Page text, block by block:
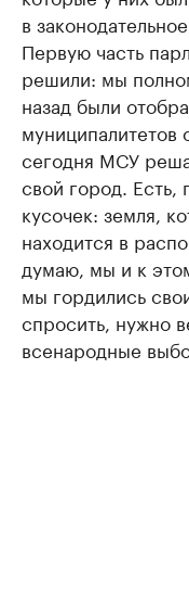
в
Первую часть
решили: мы
назад были
муниципалитетов
сегодня МСУ
свой город. Есть,
кусочек: земля,
находится в
думаю, мы и к
мы гордились
спросить, нужно
всенародные